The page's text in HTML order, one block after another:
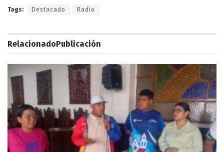
Tags: Destacado Radio
RelacionadoPublicación